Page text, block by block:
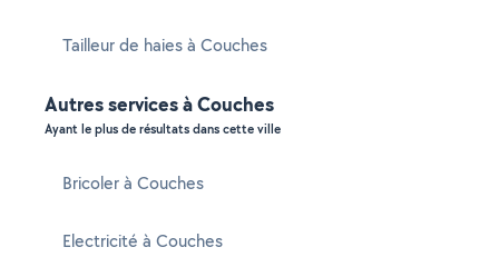
Tailleur de haies à Couches
Autres services à Couches
Ayant le plus de résultats dans cette ville
Bricoler à Couches
Electricité à Couches